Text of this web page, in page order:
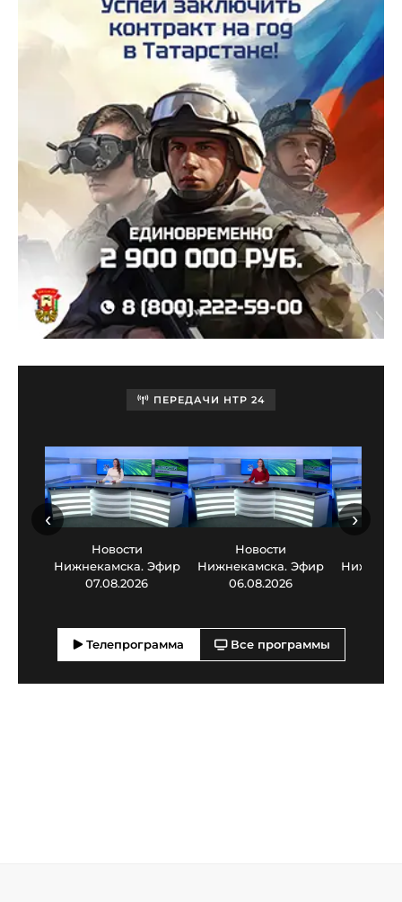
ПЕРЕДАЧИ НТР 24
Новости
Нижнекамска. Эфир
07.08.2026
Новости
Нижнекамска. Эфир
06.08.2026
‹ ›
Телепрограмма Все программы